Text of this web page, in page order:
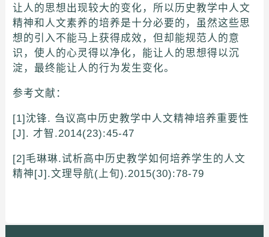
让人的思想出现较大的变化，所以历史教学中人文
精神和人文素养的培养是十分必要的，虽然这些思
想的引入不能马上获得成效，但却能规范人的意
识，使人的心灵得以净化，能让人的思想得以沉
淀，最终能让人的行为发生变化。
参考文献：
[1]沈锋. 刍议高中历史教学中人文精神培养重要性
[J]. 才智.2014(23):45-47
[2]毛琳琳.试析高中历史教学如何培养学生的人文
精神[J].文理导航(上旬).2015(30):78-79